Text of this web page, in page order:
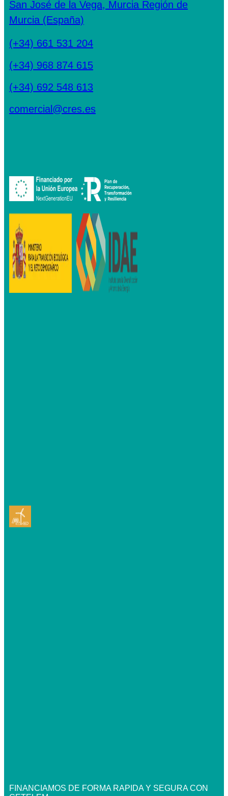
San José de la Vega, Murcia Región de
Murcia (España)
(+34) 661 531 204
(+34) 968 874 615
(+34) 692 548 613
comercial@cres.es
FINANCIAMOS DE FORMA RAPIDA Y SEGURA CON